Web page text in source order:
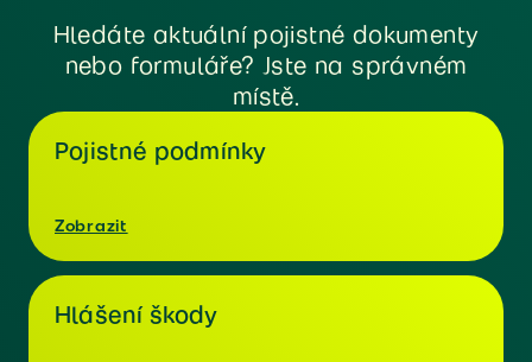
Hledáte aktuální pojistné dokumenty
nebo formuláře? Jste na správném
místě.
Pojistné podmínky
Zobrazit
Hlášení škody